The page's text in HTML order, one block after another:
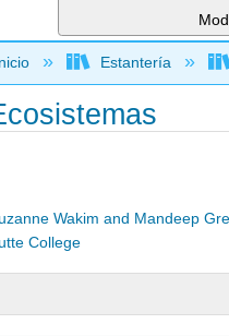
contraerEstantería
Wakim and Mandeep
College